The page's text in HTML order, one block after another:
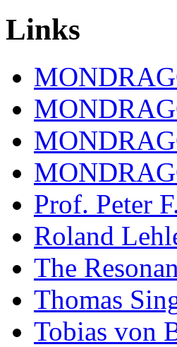
Links
Prof. Peter
Roland
The
Thomas
Tobias von